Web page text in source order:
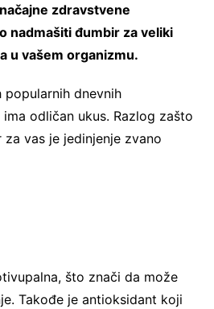
zdravstvene
nadmašiti đumbir za veliki
u vašem organizmu.
dnevnih
odličan ukus. Razlog zašto
vas je jedinjenje zvano
što znači da može
Takođe je antioksidant koji